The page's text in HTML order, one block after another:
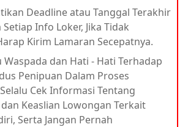
Deadline atau Tanggal Terakhir
Info Loker, Jika Tidak
Kirim Lamaran Secepatnya.
Waspada dan Hati - Hati Terhadap
Penipuan Dalam Proses
Cek Informasi Tentang
Keaslian Lowongan Terkait
Serta Jangan Pernah